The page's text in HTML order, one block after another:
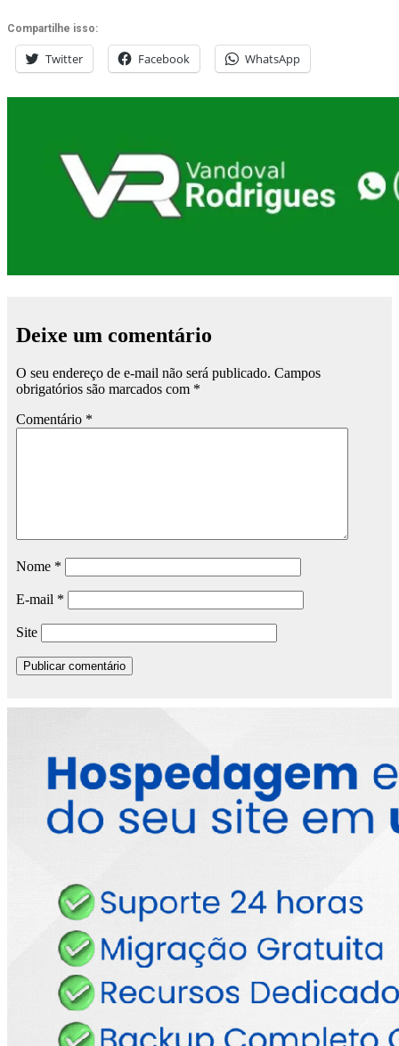
Compartilhe isso:
Twitter Facebook WhatsApp
Deixe um comentário
O seu endereço de e-mail não será publicado. Campos
obrigatórios são marcados com *
Comentário *
Nome *
E-mail *
Site